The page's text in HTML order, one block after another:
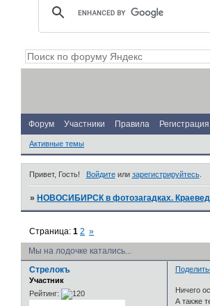
Форум Участники Правила Регистрация
Активные темы
Привет, Гость! Войдитеили зарегистрируйтесь.
»НОВОСИБИРСК в фотозагадках.
Мы на лодочке катались...
Страница:1 2 »
Стрелокъ
Участник
Рейтинг:
Ничего
А также